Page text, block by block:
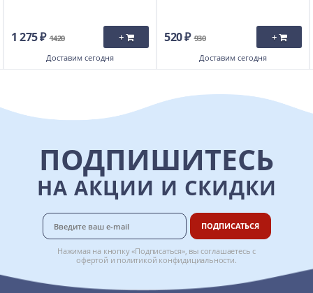
1 275 ₽ 1420 +
Доставим сегодня
520 ₽ 930 +
Доставим сегодня
ПОДПИШИТЕСЬ
НА АКЦИИ И СКИДКИ
ПОДПИСАТЬСЯ
Нажимая на кнопку «Подписаться», вы соглашаетесь с
офертой и политикой конфидициальности.